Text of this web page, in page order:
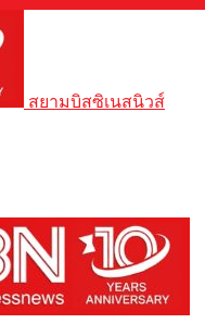
สยามบิสซิเนสนิวส์